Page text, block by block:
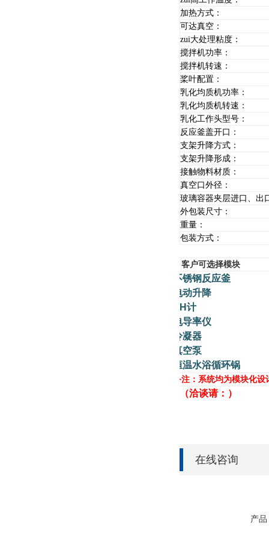
加热方式：
可达真空：
zui大处理粘度：
搅拌机功率：
搅拌机转速：
桨叶配置：
乳化均质机功率：
乳化均质机转速：
乳化工作头型号：
反应釜盖开口：
支架升降方式：
支架升降形成：
接触物料材质：
真空口外径：
玻璃容器夹层进口、出
外包装尺寸：
重量：
包装方式：
客户可选择模块
不锈钢反应釜
电动升降
PH计
电导率仪
冷凝器
真空泵
恒温水浴循环锅
备注：系统均为模块化
（洽谈请： ）
在线咨询
产品